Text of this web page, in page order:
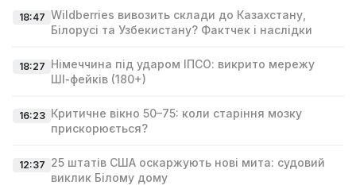
18:47 Wildberries вивозить склади до Казахстану,
Білорусі та Узбекистану? Фактчек і наслідки
18:27 Німеччина під ударом ІПСО: викрито мережу
ШІ‑фейків (180+)
16:23 Критичне вікно 50–75: коли старіння мозку
прискорюється?
12:37 25 штатів США оскаржують нові мита: судовий
виклик Білому дому